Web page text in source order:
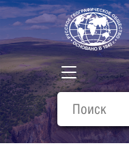
Все фильмы
Подборки